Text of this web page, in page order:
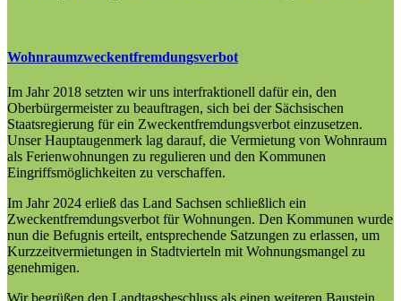
Wohnraumzweckentfremdungsverbot
Im Jahr 2018 setzten wir uns interfraktionell dafür ein, den
Oberbürgermeister zu beauftragen, sich bei der Sächsischen
Staatsregierung für ein Zweckentfremdungsverbot einzusetzen.
Unser Hauptaugenmerk lag darauf, die Vermietung von Wohnraum
als Ferienwohnungen zu regulieren und den Kommunen
Eingriffsmöglichkeiten zu verschaffen.
Im Jahr 2024 erließ das Land Sachsen schließlich ein
Zweckentfremdungsverbot für Wohnungen. Den Kommunen wurde
nun die Befugnis erteilt, entsprechende Satzungen zu erlassen, um
Kurzzeitvermietungen in Stadtvierteln mit Wohnungsmangel zu
genehmigen.
Wir begrüßen den Landtagsbeschluss als einen weiteren Baustein